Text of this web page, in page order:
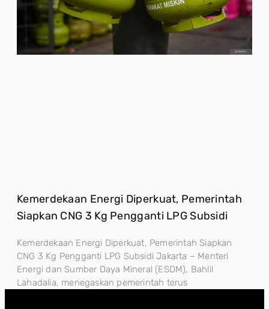
Kemerdekaan Energi Diperkuat, Pemerintah
Siapkan CNG 3 Kg Pengganti LPG Subsidi
Kemerdekaan Energi Diperkuat, Pemerintah Siapkan
CNG 3 Kg Pengganti LPG Subsidi Jakarta – Menteri
Energi dan Sumber Daya Mineral (ESDM), Bahlil
Lahadalia, menegaskan pemerintah terus